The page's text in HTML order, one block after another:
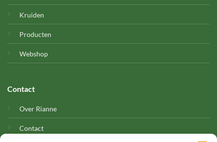
Kruiden
Producten
Webshop
Contact
Over Rianne
Contact